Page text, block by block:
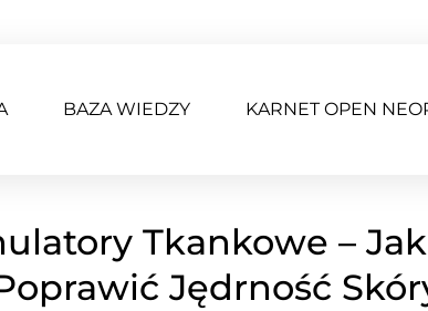
BAZA WIEDZY KARNET OPEN
Tkankowe –
Jędrność